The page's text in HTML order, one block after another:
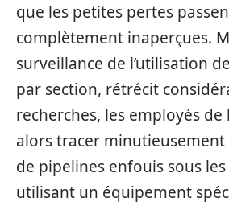
que les petites pertes
complètement inaperçues.
surveillance de l’utilisation
par section, rétrécit
recherches, les employés
alors tracer
de pipelines enfouis sous
utilisant un équipement